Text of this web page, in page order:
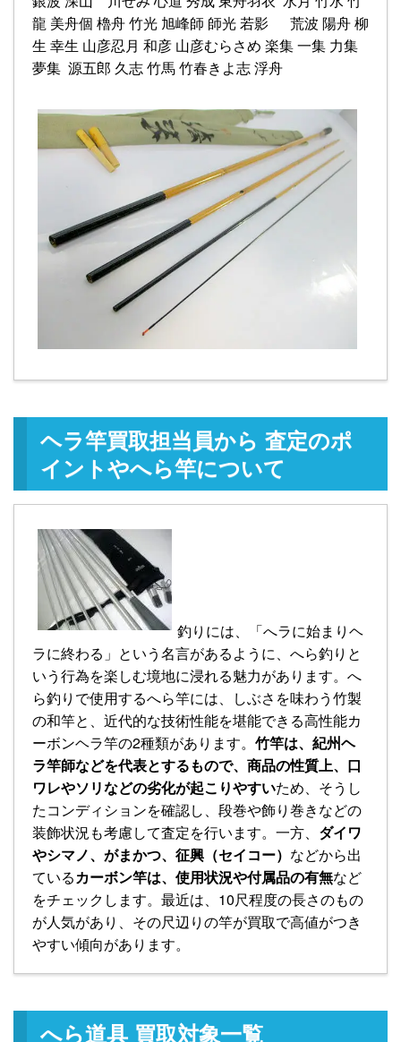
龍 美舟個 櫓舟 竹光 旭峰師 師光 若影 荒波 陽舟 柳
生 幸生 山彦忍月 和彦 山彦むらさめ 楽集 一集 力集
夢集 源五郎 久志 竹馬 竹春きよ志 浮舟
ヘラ竿買取担当員から 査定のポ
イントやへら竿について
釣りには、「へラに始まりヘ
ラに終わる」という名言があるように、へら釣りと
いう行為を楽しむ境地に浸れる魅力があります。へ
ら釣りで使用するへら竿には、しぶさを味わう竹製
の和竿と、近代的な技術性能を堪能できる高性能カ
ーボンヘラ竿の2種類があります。 竹竿は、紀州ヘ
ラ竿師などを代表とするもので、商品の性質上、口
ワレやソリなどの劣化が起こりやすいため、そうし
たコンディションを確認し、段巻や飾り巻きなどの
装飾状況も考慮して査定を行います。一方、 ダイワ
やシマノ、がまかつ、征興（セイコー） などから出
ているカーボン竿は、使用状況や付属品の有無など
をチェックします。最近は、10尺程度の長さのもの
が人気があり、その尺辺りの竿が買取で高値がつき
やすい傾向があります。
へら道具 買取対象一覧